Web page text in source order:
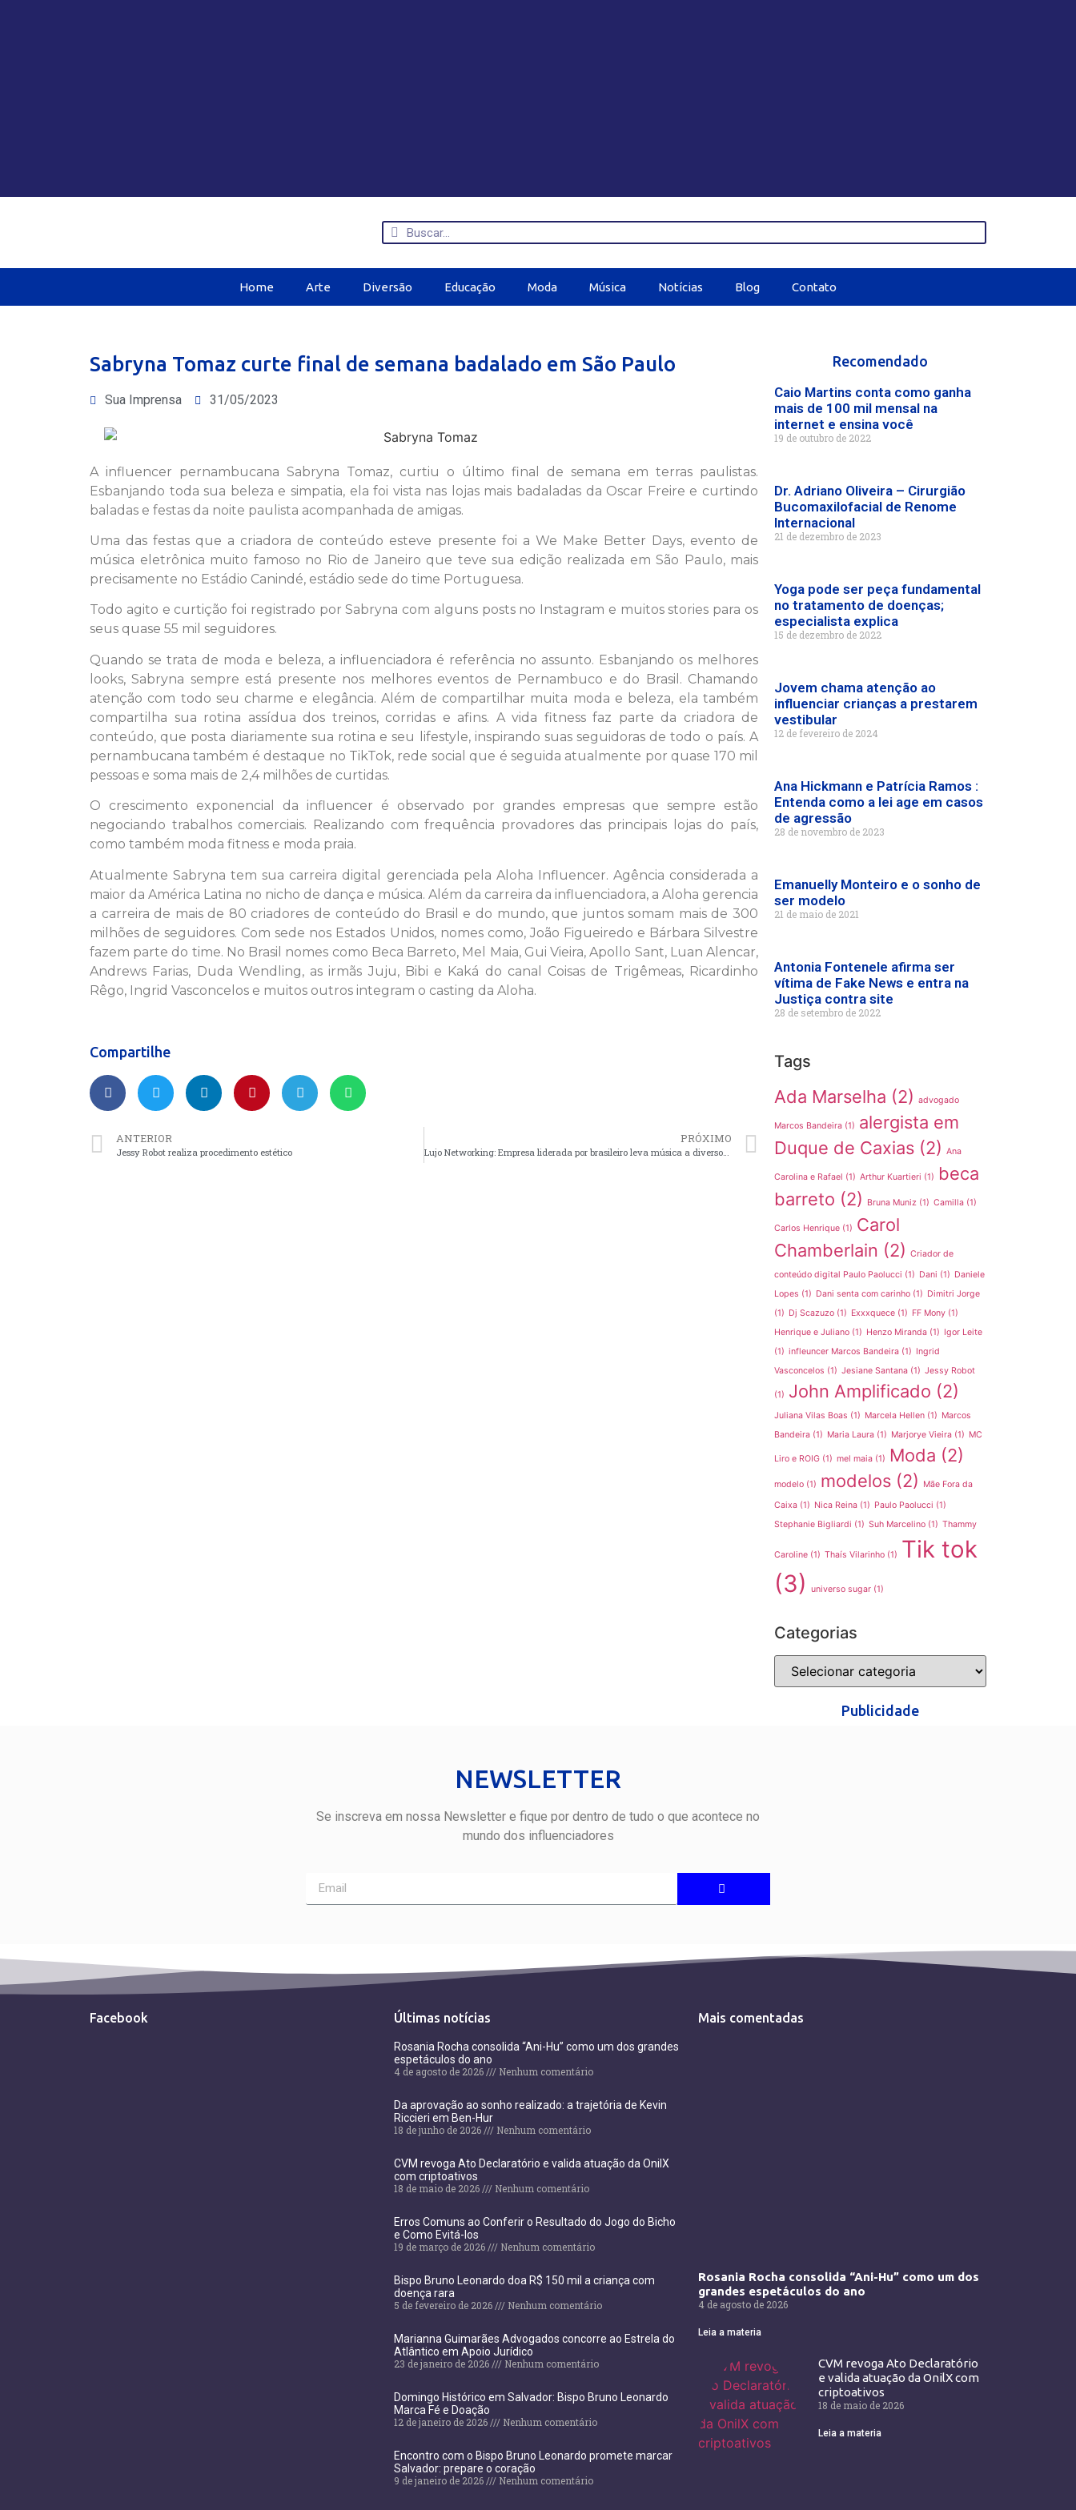
Home Arte Diversão Educação Moda Música Notícias Blog Contato
Sabryna Tomaz curte final de semana badalado em São Paulo
Sua Imprensa 31/05/2023
A influencer pernambucana Sabryna Tomaz, curtiu o último final de semana em terras paulistas.
Esbanjando toda sua beleza e simpatia, ela foi vista nas lojas mais badaladas da Oscar Freire e curtindo
baladas e festas da noite paulista acompanhada de amigas.
Uma das festas que a criadora de conteúdo esteve presente foi a We Make Better Days, evento de
música eletrônica muito famoso no Rio de Janeiro que teve sua edição realizada em São Paulo, mais
precisamente no Estádio Canindé, estádio sede do time Portuguesa.
Todo agito e curtição foi registrado por Sabryna com alguns posts no Instagram e muitos stories para os
seus quase 55 mil seguidores.
Quando se trata de moda e beleza, a influenciadora é referência no assunto. Esbanjando os melhores
looks, Sabryna sempre está presente nos melhores eventos de Pernambuco e do Brasil. Chamando
atenção com todo seu charme e elegância. Além de compartilhar muita moda e beleza, ela também
compartilha sua rotina assídua dos treinos, corridas e afins. A vida fitness faz parte da criadora de
conteúdo, que posta diariamente sua rotina e seu lifestyle, inspirando suas seguidoras de todo o país. A
pernambucana também é destaque no TikTok, rede social que é seguida atualmente por quase 170 mil
pessoas e soma mais de 2,4 milhões de curtidas.
O crescimento exponencial da influencer é observado por grandes empresas que sempre estão
negociando trabalhos comerciais. Realizando com frequência provadores das principais lojas do país,
como também moda fitness e moda praia.
Atualmente Sabryna tem sua carreira digital gerenciada pela Aloha Influencer. Agência considerada a
maior da América Latina no nicho de dança e música. Além da carreira da influenciadora, a Aloha gerencia
a carreira de mais de 80 criadores de conteúdo do Brasil e do mundo, que juntos somam mais de 300
milhões de seguidores. Com sede nos Estados Unidos, nomes como, João Figueiredo e Bárbara Silvestre
fazem parte do time. No Brasil nomes como Beca Barreto, Mel Maia, Gui Vieira, Apollo Sant, Luan Alencar,
Andrews Farias, Duda Wendling, as irmãs Juju, Bibi e Kaká do canal Coisas de Trigêmeas, Ricardinho
Rêgo, Ingrid Vasconcelos e muitos outros integram o casting da Aloha.
Compartilhe
ANTERIOR
Jessy Robot realiza procedimento estético
PRÓXIMO
Recomendado
Caio Martins conta como ganha
mais de 100 mil mensal na
internet e ensina você
19 de outubro de 2022
Dr. Adriano Oliveira – Cirurgião
Bucomaxilofacial de Renome
Internacional
21 de dezembro de 2023
Yoga pode ser peça fundamental
no tratamento de doenças;
especialista explica
15 de dezembro de 2022
Jovem chama atenção ao
influenciar crianças a prestarem
vestibular
12 de fevereiro de 2024
Ana Hickmann e Patrícia Ramos :
Entenda como a lei age em casos
de agressão
28 de novembro de 2023
Emanuelly Monteiro e o sonho de
ser modelo
21 de maio de 2021
Antonia Fontenele afirma ser
vítima de Fake News e entra na
Justiça contra site
28 de setembro de 2022
Tags
Ada Marselha (2) advogado
Marcos Bandeira (1) alergista em
Duque de Caxias (2) Ana
Carolina e Rafael (1) Arthur Kuartieri (1)
beca
barreto (2) Bruna Muniz (1) Camilla (1)
Carlos Henrique (1) Carol
Chamberlain (2) Criador de
conteúdo digital Paulo Paolucci (1) Dani (1) Daniele
Lopes (1) Dani senta com carinho (1) Dimitri Jorge
(1) Dj Scazuzo (1) Exxxquece (1) FF Mony (1)
Henrique e Juliano (1) Henzo Miranda (1) Igor Leite
(1) infleuncer Marcos Bandeira (1) Ingrid
Vasconcelos (1) Jesiane Santana (1) Jessy Robot
(1) John Amplificado (2)
Juliana Vilas Boas (1) Marcela Hellen (1) Marcos
Bandeira (1) Maria Laura (1) Marjorye Vieira (1) MC
Liro e ROIG (1) mel maia (1) Moda (2)
modelo (1) modelos (2)
Mãe Fora da
Caixa (1) Nica Reina (1) Paulo Paolucci (1)
Stephanie Bigliardi (1) Suh Marcelino (1) Thammy
Caroline (1) Thaís Vilarinho (1) Tik tok
(3)
universo sugar (1)
Categorias
Publicidade
NEWSLETTER
Se inscreva em nossa Newsletter e fique por dentro de tudo o que acontece no
mundo dos influenciadores
Facebook Últimas notícias
Rosania Rocha consolida “Ani-Hu” como um dos grandes
espetáculos do ano
4 de agosto de 2026
Nenhum comentário
Da aprovação ao sonho realizado: a trajetória de Kevin
Riccieri em Ben-Hur
18 de junho de 2026
Nenhum comentário
CVM revoga Ato Declaratório e valida atuação da OnilX
com criptoativos
18 de maio de 2026
Nenhum comentário
Erros Comuns ao Conferir o Resultado do Jogo do Bicho
e Como Evitá-los
19 de março de 2026
Nenhum comentário
Bispo Bruno Leonardo doa R$ 150 mil a criança com
doença rara
5 de fevereiro de 2026
Nenhum comentário
Marianna Guimarães Advogados concorre ao Estrela do
Atlântico em Apoio Jurídico
23 de janeiro de 2026
Nenhum comentário
Domingo Histórico em Salvador: Bispo Bruno Leonardo
Marca Fé e Doação
12 de janeiro de 2026
Nenhum comentário
Encontro com o Bispo Bruno Leonardo promete marcar
Salvador: prepare o coração
9 de janeiro de 2026
Nenhum comentário
Mais comentadas
Rosania Rocha consolida “Ani-Hu” como um dos
grandes espetáculos do ano
4 de agosto de 2026
Leia a materia
CVM revoga Ato Declaratório
e valida atuação da OnilX com
criptoativos
18 de maio de 2026
Leia a materia